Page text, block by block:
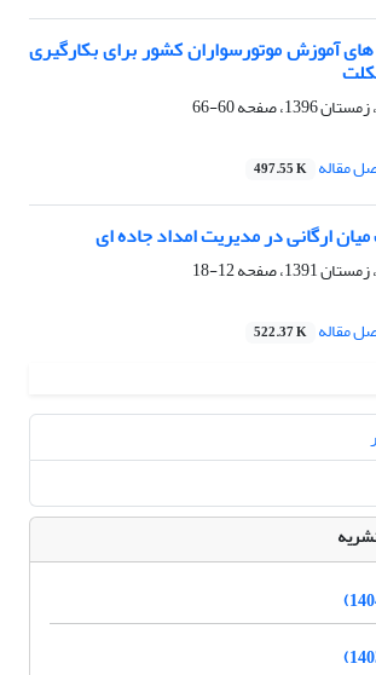
آموزش موتورسواران کشور برای بکارگیری
60-66
مقاله 497.55 K
میان ارگانی در مدیریت امداد جاده ای
12-18
مقاله 522.37 K